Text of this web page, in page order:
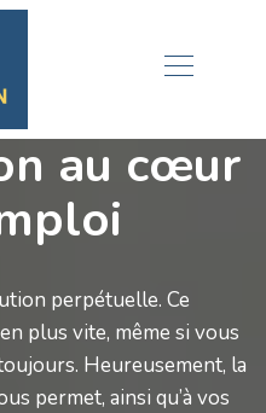
au cœur
perpétuelle. Ce
plus vite, même si vous
Heureusement, la
permet, ainsi qu’à vos